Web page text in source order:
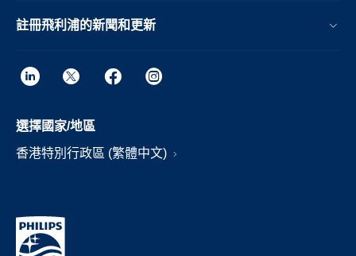
註冊飛利浦的新聞和更新
選擇國家/地區
香港特別行政區 (繁體中文)